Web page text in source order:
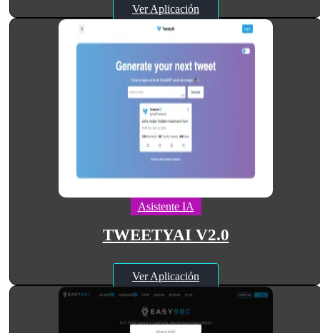
Ver Aplicación
Asistente IA
TWEETYAI V2.0
Ver Aplicación